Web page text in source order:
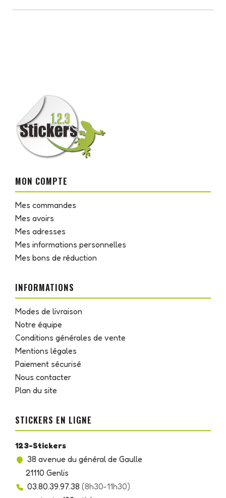
MON COMPTE
Mes commandes
Mes avoirs
Mes adresses
Mes informations personnelles
Mes bons de réduction
INFORMATIONS
Modes de livraison
Notre équipe
Conditions générales de vente
Mentions légales
Paiement sécurisé
Nous contacter
Plan du site
STICKERS EN LIGNE
123-Stickers
38 avenue du général de Gaulle
21110 Genlis
03.80.39.97.38 (8h30-11h30)